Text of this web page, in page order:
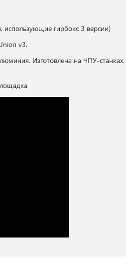
использующие гирбокс 3 версии)
v3.
Изготовлена на ЧПУ-